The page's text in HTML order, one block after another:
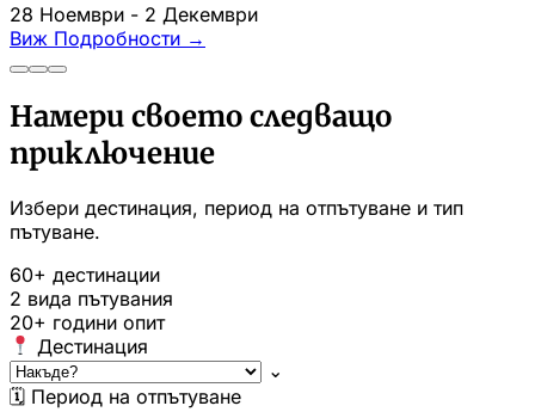
28 Ноември - 2 Декември
Виж Подробности →
Намери своето следващо
приключение
Избери дестинация, период на отпътуване и тип
пътуване.
60+ дестинации
2 вида пътувания
20+ години опит
Дестинация
⌄
🗓 Период на отпътуване